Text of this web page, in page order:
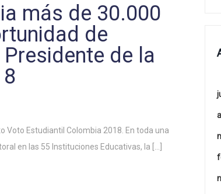
más de 30.000
de
de la
Voto Estudiantil Colombia 2018. En toda una
en las 55 Instituciones Educativas, la […]